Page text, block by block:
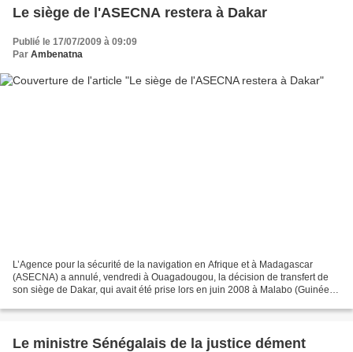
Le siège de l'ASECNA restera à Dakar
Publié le 17/07/2009 à 09:09
Par Ambenatna
L’Agence pour la sécurité de la navigation en Afrique et à Madagascar
(ASECNA) a annulé, vendredi à Ouagadougou, la décision de transfert de
son siège de Dakar, qui avait été prise lors en juin 2008 à Malabo (Guinée
Le ministre Sénégalais de la justice dément